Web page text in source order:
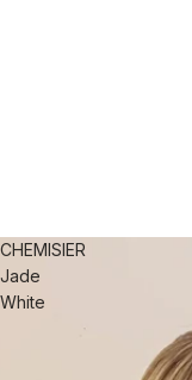
CHEMISIER
Jade
White